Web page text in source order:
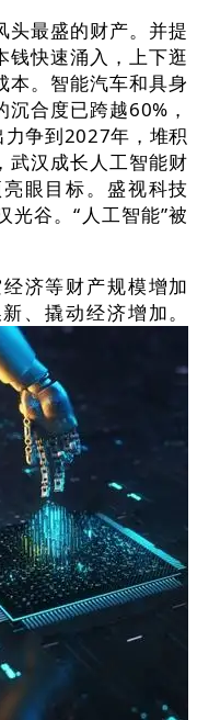
最盛的财产。并提
钱快速涌入，上下逛
本。智能汽车和具身
合度已跨越60%，
争到2027年，堆积
武汉成长人工智能财
眼目标。盛视科技
光谷。“人工智能”被
济等财产规模增加
、撬动经济增加。